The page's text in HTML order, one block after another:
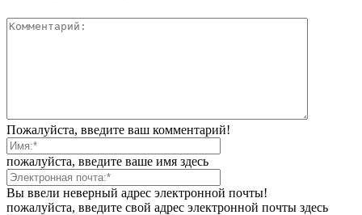
Пожалуйста, введите ваш комментарий!
пожалуйста, введите ваше имя здесь
Вы ввели неверный адрес электронной почты!
пожалуйста, введите свой адрес электронной почты здесь